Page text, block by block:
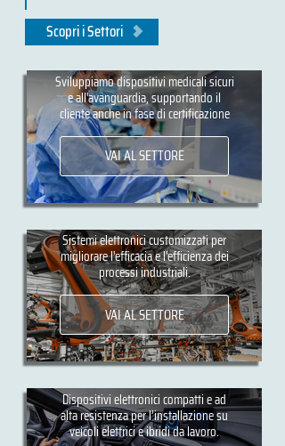
Scopri i Settori
Sviluppiamo dispositivi medicali sicuri
e all'avanguardia, supportando il
cliente anche in fase di certificazione
VAI AL SETTORE
Industriale
Sistemi elettronici customizzati per
migliorare l'efficacia e l'efficienza dei
processi industriali.
VAI AL SETTORE
Automotive
Dispositivi elettronici compatti e ad
alta resistenza per l’installazione su
veicoli elettrici e ibridi da lavoro.